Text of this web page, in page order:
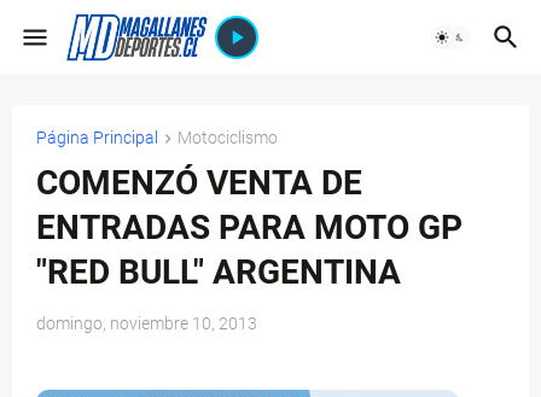
Página Principal Motociclismo
COMENZÓ VENTA DE
ENTRADAS PARA MOTO GP
"RED BULL" ARGENTINA
domingo, noviembre 10, 2013